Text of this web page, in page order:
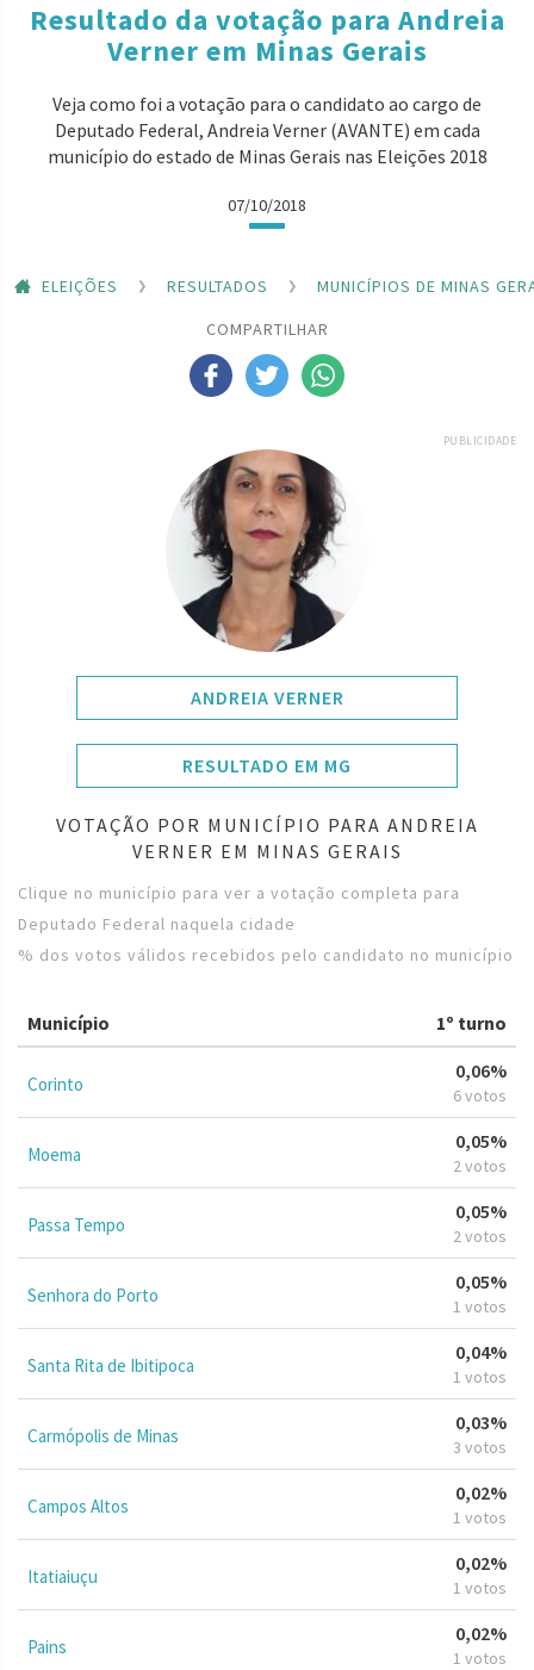
Resultado da votação para Andreia
Verner em Minas Gerais
Veja como foi a votação para o candidato ao cargo de
Deputado Federal, Andreia Verner (AVANTE) em cada
município do estado de Minas Gerais nas Eleições 2018
07/10/2018
ELEIÇÕES RESULTADOS
MUNICÍPIOS DE MINAS
COMPARTILHAR
PUBLICIDADE
ANDREIA VERNER
RESULTADO EM MG
VOTAÇÃO POR MUNICÍPIO PARA ANDREIA
VERNER EM MINAS GERAIS
Clique no município para ver a votação completa para
Deputado Federal naquela cidade
% dos votos válidos recebidos pelo candidato no município
Município 1º turno
Corinto
0,06%
6 votos
Moema
0,05%
2 votos
Passa Tempo
0,05%
2 votos
Senhora do Porto
0,05%
1 votos
Santa Rita de Ibitipoca
0,04%
1 votos
Carmópolis de Minas
0,03%
3 votos
Campos Altos
0,02%
1 votos
Itatiaiuçu
0,02%
1 votos
Pains
0,02%
1 votos